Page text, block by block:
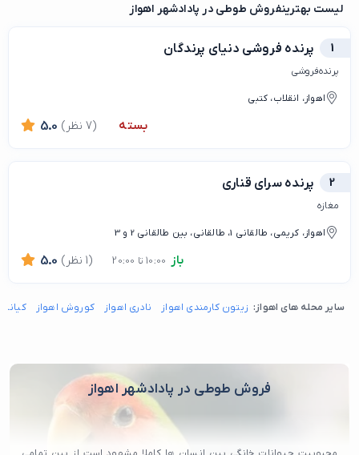
لیست بهترینفروش طوطی در پادادشهر اهواز
1 پرنده فروشی دنیای پرندگان
پرنده‌فروشی
اهواز، انقلاب، کتبی
بسته 5.0 (7 نظر)
2 پرنده سرای قناری
مغازه
اهواز، کریمی، طالقانی 1، طالقانی، بین طالقانی 2 و 3
باز 5.0 (1 نظر)
سایر محله های اهواز: زیتون کارمندی اهواز نادری اهواز کوروش اهواز
فروش طوطی در پادادشهر اهواز